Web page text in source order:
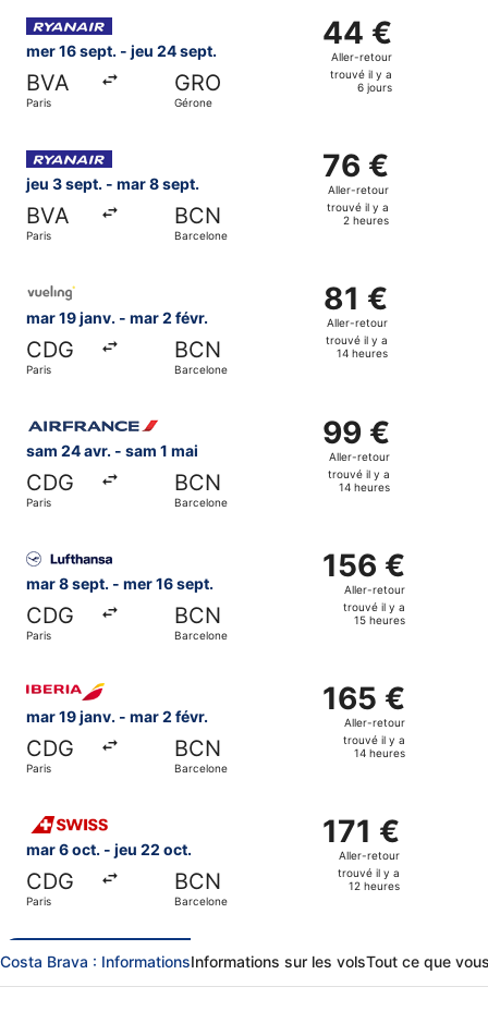
mer 16 sept. - jeu 24 sept.
BVA
Paris
GRO
Gérone
44 €
Aller-
retour,
trouvé
a
6
jours
44 €
Aller-retour
trouvé il y a
6 jours
Sélectionner le vol Ryanair, décollant le mer 16 sept.
jeu 3 sept. - mar 8 sept.
BVA
Paris
BCN
Barcelone
76 €
Aller-
retour,
trouvé
a
2
heures
76 €
Aller-retour
trouvé il y a
2 heures
Sélectionner le vol Ryanair, décollant le jeu 3 sept. de
mar 19 janv. - mar 2 févr.
CDG
Paris
BCN
Barcelone
81 €
Aller-
retour,
trouvé
a
14
heures
81 €
Aller-retour
trouvé il y a
14 heures
sam 24 avr. - sam 1 mai
CDG
Paris
BCN
Barcelone
99 €
Aller-
retour,
trouvé
a
14
heures
99 €
Aller-retour
trouvé il y a
14 heures
mar 8 sept. - mer 16 sept.
CDG
Paris
BCN
Barcelone
156 €
Aller-
retour,
trouvé
a
15
heures
156 €
Aller-retour
trouvé il y a
15 heures
mar 19 janv. - mar 2 févr.
CDG
Paris
BCN
Barcelone
165 €
Aller-
retour,
trouvé
a
14
heures
165 €
Aller-retour
trouvé il y a
14 heures
mar 6 oct. - jeu 22 oct.
CDG
Paris
BCN
Barcelone
171 €
Aller-
retour,
trouvé
a
12
171 €
Aller-retour
trouvé il y a
12 heures
Costa Brava : InformationsInformations sur les volsTout ce que